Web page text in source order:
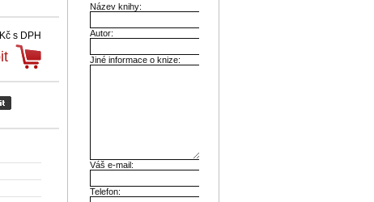
Kč s DPH
Název knihy:
Autor:
Jiné informace o knize:
Váš e-mail:
Telefon: